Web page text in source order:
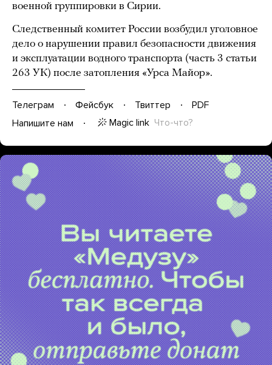
военной группировки в Сирии.
Следственный комитет России возбудил уголовное
дело о нарушении правил безопасности движения
и эксплуатации водного транспорта (часть 3 статьи
263 УК) после затопления «Урса Майор».
Телеграм Фейсбук Твиттер
PDF
Напишите нам
Magic link Что-что?